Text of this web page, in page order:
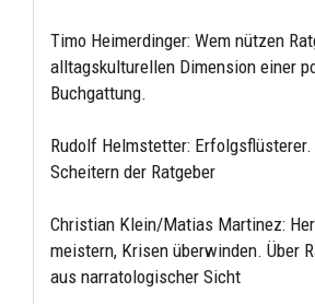
Timo Heimerdinger: Wem nützen
alltagskulturellen Dimension einer
Buchgattung.
Rudolf Helmstetter:
Scheitern der Ratgeber
Christian Klein/Matias Martinez:
meistern, Krisen überwinden. Über
aus narratologischer Sicht